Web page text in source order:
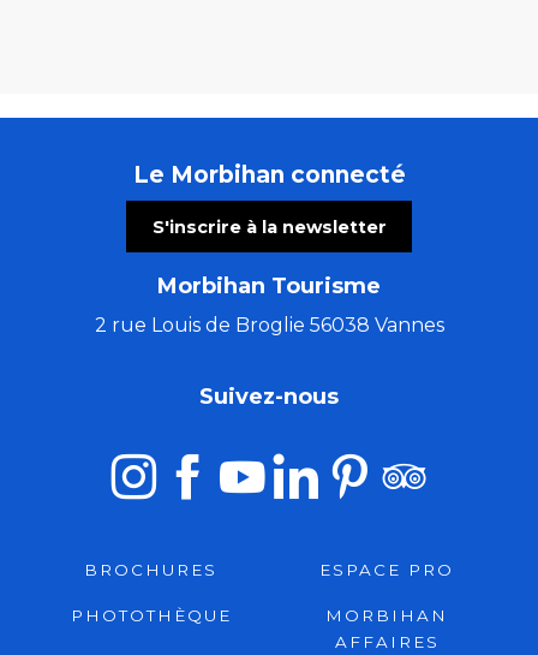
Le Morbihan connecté
S'inscrire à la newsletter
Morbihan Tourisme
2 rue Louis de Broglie 56038 Vannes
Suivez-nous
BROCHURES ESPACE PRO
PHOTOTHÈQUE
MORBIHAN
AFFAIRES